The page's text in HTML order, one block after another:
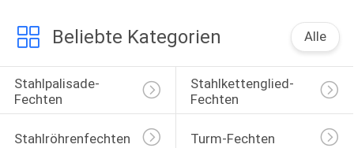
Beliebte Kategorien Alle
Stahlpalisade-
Fechten
Stahlkettenglied-
Fechten
Stahlröhrenfechten Turm-Fechten